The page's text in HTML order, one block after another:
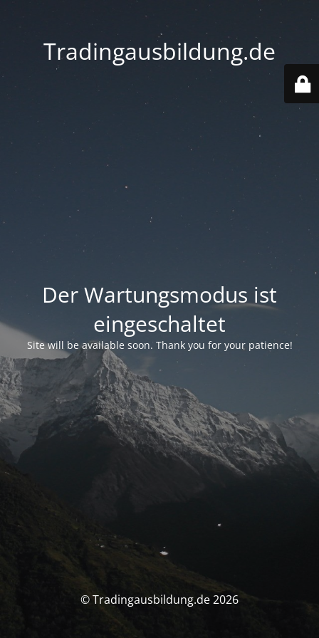
Tradingausbildung.de
Der Wartungsmodus ist
eingeschaltet
Site will be available soon. Thank you for your patience!
© Tradingausbildung.de 2026